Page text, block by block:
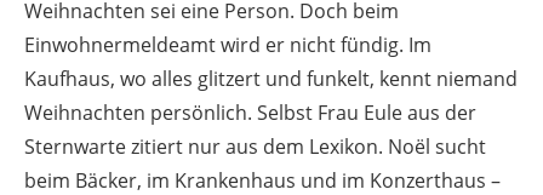
Weihnachten sei eine Person. Doch beim
Einwohnermeldeamt wird er nicht fündig. Im
Kaufhaus, wo alles glitzert und funkelt, kennt niemand
Weihnachten persönlich. Selbst Frau Eule aus der
Sternwarte zitiert nur aus dem Lexikon. Noël sucht
beim Bäcker, im Krankenhaus und im Konzerthaus –